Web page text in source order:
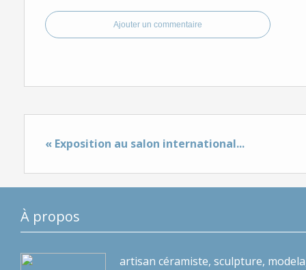
Ajouter un commentaire
« Exposition au salon international...
À propos
artisan céramiste, sculpture,